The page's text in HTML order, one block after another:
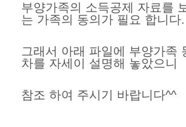
부양가족의 소득공제 자료를
는 가족의 동의가 필요 합니다.
그래서 아래 파일에 부양가족
차를 자세이 설명해 놓았으니
참조 하여 주시기 바랍니다^^